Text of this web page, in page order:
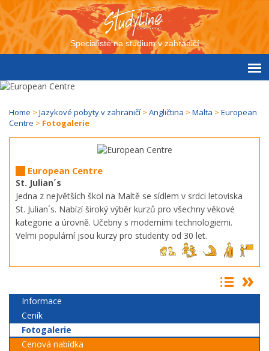
Specialisté na studium v zahraničí
Home > Jazykové pobyty v zahraničí > Angličtina > Malta > European
Centre > Fotogalerie
European Centre
St. Julian´s
Jedna z největších škol na Maltě se sídlem v srdci letoviska
St. Julian´s. Nabízí široký výběr kurzů pro všechny věkové
kategorie a úrovně. Učebny s moderními technologiemi.
Velmi populární jsou kurzy pro studenty od 30 let.
Informace
Ceník
Fotogalerie
Cenová nabídka